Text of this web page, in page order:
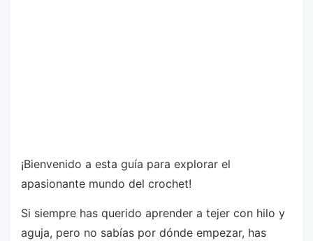
¡Bienvenido a esta guía para explorar el
apasionante mundo del crochet!
Si siempre has querido aprender a tejer con hilo y
aguja, pero no sabías por dónde empezar, has